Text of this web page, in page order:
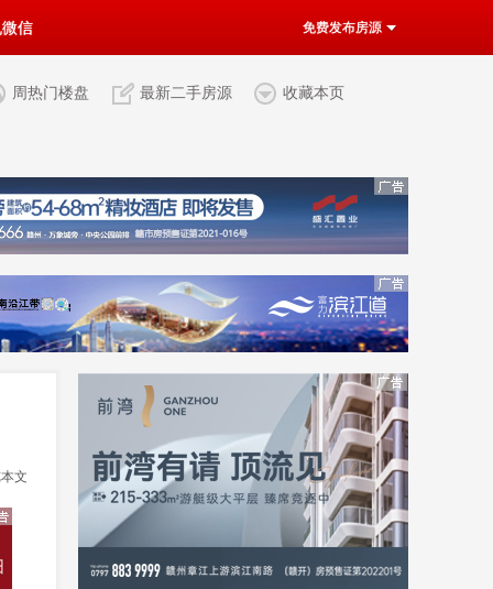
信 免费发布房源
周热门楼盘 最新二手房源 收藏本页
文